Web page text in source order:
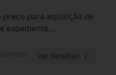
preço para aquisição de
expediente,...
07/2026 Ver detalhes